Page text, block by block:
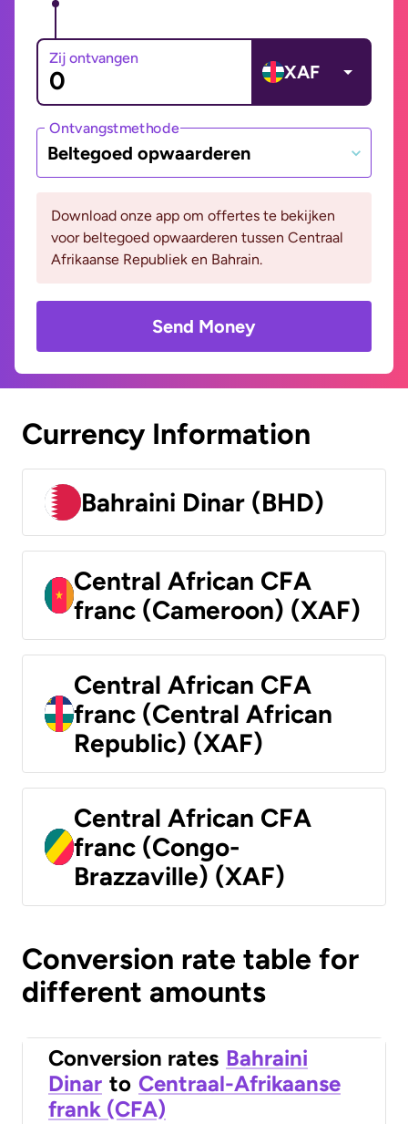
Zij ontvangen
XAF
Ontvangstmethode
Beltegoed opwaarderen
Download onze app om offertes te bekijken
voor beltegoed opwaarderen tussen Centraal
Afrikaanse Republiek en Bahrain.
Send Money
Currency Information
Bahraini Dinar (BHD)
Central African CFA
franc (Cameroon) (XAF)
Central African CFA
franc (Central African
Republic) (XAF)
Central African CFA
franc (Congo-
Brazzaville) (XAF)
Conversion rate table for
different amounts
Conversion rates Bahraini
Dinar to Centraal-Afrikaanse
frank (CFA)